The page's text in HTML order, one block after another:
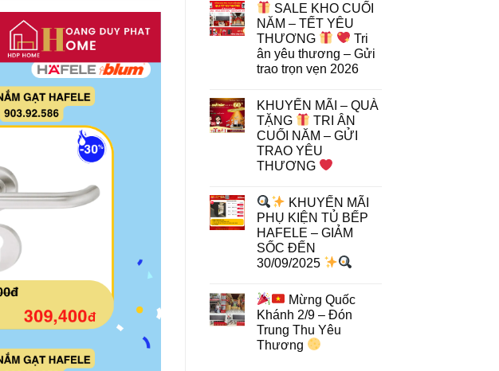
SALE KHO CUỐI
NĂM – TẾT YÊU
THƯƠNG
Tri
ân yêu thương – Gửi
trao trọn vẹn 2026
KHUYẾN MÃI – QUÀ
TẶNG
TRI ÂN
CUỐI NĂM – GỬI
TRAO YÊU
THƯƠNG
KHUYẾN MÃI
PHỤ KIỆN TỦ BẾP
HAFELE – GIẢM
SỐC ĐẾN
30/09/2025
Mừng Quốc
Khánh 2/9 – Đón
Trung Thu Yêu
Thương